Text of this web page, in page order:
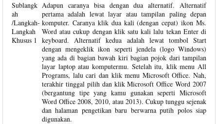
Sublangk
ah
/Langkah-
Langkah
Khusus 1
Adapun caranya bisa dengan dua alternatif. Alternatif
pertama adalah lewat layar atau tampilan paling depan
komputer. Caranya klik dua kali (dengan cepat) ikon Ms.
Word atau cukup dengan klik satu kali lalu tekan Enter di
keyboard. Alternatif kedua adalah lewat tombol Start
dengan mengeklik ikon seperti jendela (logo Windows)
yang ada di bagian bawah kiri bagian pojok dari tampilan
layar laptop atau komputermu. Setelah itu, klik menu All
Programs, lalu cari dan klik menu Microsoft Office. Nah,
terakhir tinggal pilih dan klik Microsoft Office Word 2007
(bergantung tipe yang kamu gunakan seperti Microsoft
Word Office 2008, 2010, atau 2013). Cukup tunggu sejenak
dan halaman pengetikan baru berwarna putih polos siap
digunakan.